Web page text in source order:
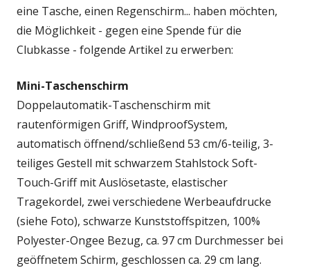
eine Tasche, einen Regenschirm... haben möchten,
die Möglichkeit - gegen eine Spende für die
Clubkasse - folgende Artikel zu erwerben:
Mini-Taschenschirm
Doppelautomatik-Taschenschirm mit
rautenförmigen Griff, WindproofSystem,
automatisch öffnend/schließend 53 cm/6-teilig, 3-
teiliges Gestell mit schwarzem Stahlstock Soft-
Touch-Griff mit Auslösetaste, elastischer
Tragekordel, zwei verschiedene Werbeaufdrucke
(siehe Foto), schwarze Kunststoffspitzen, 100%
Polyester-Ongee Bezug, ca. 97 cm Durchmesser bei
geöffnetem Schirm, geschlossen ca. 29 cm lang.